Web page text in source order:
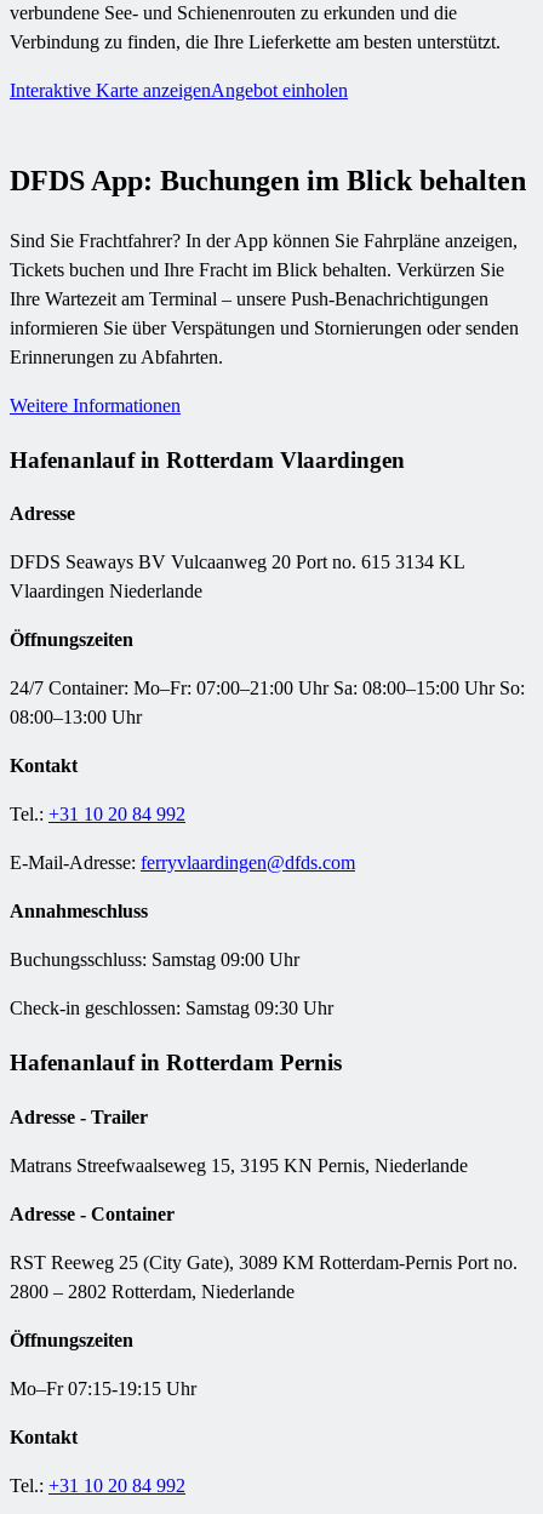
verbundene See- und Schienenrouten zu erkunden und die
Verbindung zu finden, die Ihre Lieferkette am besten unterstützt.
Interaktive Karte anzeigenAngebot einholen
DFDS App: Buchungen im Blick behalten
Sind Sie Frachtfahrer? In der App können Sie Fahrpläne anzeigen,
Tickets buchen und Ihre Fracht im Blick behalten. Verkürzen Sie
Ihre Wartezeit am Terminal – unsere Push-Benachrichtigungen
informieren Sie über Verspätungen und Stornierungen oder senden
Erinnerungen zu Abfahrten.
Weitere Informationen
Hafenanlauf in Rotterdam Vlaardingen
Adresse
DFDS Seaways BV Vulcaanweg 20 Port no. 615 3134 KL
Vlaardingen Niederlande
Öffnungszeiten
24/7 Container: Mo–Fr: 07:00–21:00 Uhr Sa: 08:00–15:00 Uhr So:
08:00–13:00 Uhr
Kontakt
Tel.: +31 10 20 84 992
E-Mail-Adresse: ferryvlaardingen@dfds.com
Annahmeschluss
Buchungsschluss: Samstag 09:00 Uhr
Check-in geschlossen: Samstag 09:30 Uhr
Hafenanlauf in Rotterdam Pernis
Adresse - Trailer
Matrans Streefwaalseweg 15, 3195 KN Pernis, Niederlande
Adresse - Container
RST Reeweg 25 (City Gate), 3089 KM Rotterdam-Pernis Port no.
2800 – 2802 Rotterdam, Niederlande
Öffnungszeiten
Mo–Fr 07:15-19:15 Uhr
Kontakt
Tel.: +31 10 20 84 992